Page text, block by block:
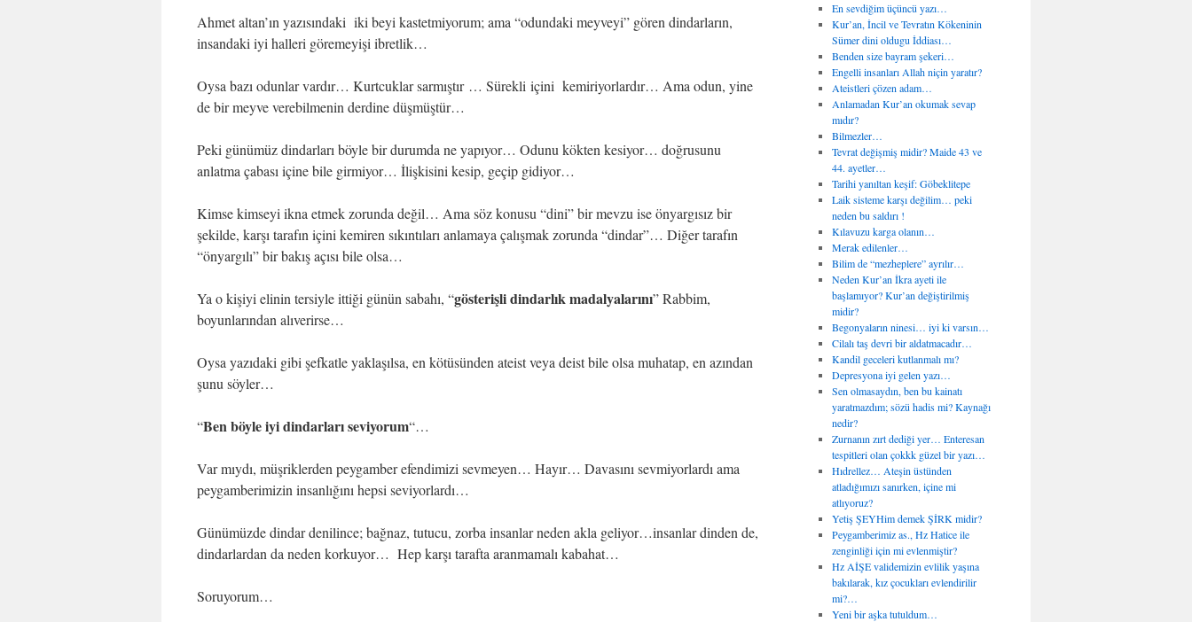
Ahmet altan’ın yazısındaki iki beyi kastetmiyorum; ama “odundaki meyveyi” gören dindarların,
insandaki iyi halleri göremeyişi ibretlik…
Oysa bazı odunlar vardır… Kurtcuklar sarmıştır … Sürekli içini kemiriyorlardır… Ama odun, yine
de bir meyve verebilmenin derdine düşmüştür…
Peki günümüz dindarları böyle bir durumda ne yapıyor… Odunu kökten kesiyor… doğrusunu
anlatma çabası içine bile girmiyor… İlişkisini kesip, geçip gidiyor…
Kimse kimseyi ikna etmek zorunda değil… Ama söz konusu “dini” bir mevzu ise önyargısız bir
şekilde, karşı tarafın içini kemiren sıkıntıları anlamaya çalışmak zorunda “dindar”… Diğer tarafın
“önyargılı” bir bakış açısı bile olsa…
Ya o kişiyi elinin tersiyle ittiği günün sabahı, “gösterişli dindarlık madalyalarını” Rabbim,
boyunlarından alıverirse…
Oysa yazıdaki gibi şefkatle yaklaşılsa, en kötüsünden ateist veya deist bile olsa muhatap, en azından
şunu söyler…
“Ben böyle iyi dindarları seviyorum“…
Var mıydı, müşriklerden peygamber efendimizi sevmeyen… Hayır… Davasını sevmiyorlardı ama
peygamberimizin insanlığını hepsi seviyorlardı…
Günümüzde dindar denilince; bağnaz, tutucu, zorba insanlar neden akla geliyor…insanlar dinden de,
dindarlardan da neden korkuyor… Hep karşı tarafta aranmamalı kabahat…
Soruyorum…
En sevdiğim üçüncü yazı…
Kur’an, İncil ve Tevratın Kökeninin
Sümer dini oldugu İddiası…
Benden size bayram şekeri…
Engelli insanları Allah niçin yaratır?
Ateistleri çözen adam…
Anlamadan Kur’an okumak sevap
mıdır?
Bilmezler…
Tevrat değişmiş midir? Maide 43 ve
44. ayetler…
Tarihi yanıltan keşif: Göbeklitepe
Laik sisteme karşı değilim… peki
neden bu saldırı !
Kılavuzu karga olanın…
Merak edilenler…
Bilim de “mezheplere” ayrılır…
Neden Kur’an İkra ayeti ile
başlamıyor? Kur’an değiştirilmiş
midir?
Begonyaların ninesi… iyi ki varsın…
Cilalı taş devri bir aldatmacadır…
Kandil geceleri kutlanmalı mı?
Depresyona iyi gelen yazı…
Sen olmasaydın, ben bu kainatı
yaratmazdım; sözü hadis mi? Kaynağı
nedir?
Zurnanın zırt dediği yer… Enteresan
tespitleri olan çokkk güzel bir yazı…
Hıdrellez… Ateşin üstünden
atladığımızı sanırken, içine mi
atlıyoruz?
Yetiş ŞEYHim demek ŞİRK midir?
Peygamberimiz as., Hz Hatice ile
zenginliği için mi evlenmiştir?
Hz AİŞE validemizin evlilik yaşına
bakılarak, kız çocukları evlendirilir
mi?…
Yeni bir aşka tutuldum…